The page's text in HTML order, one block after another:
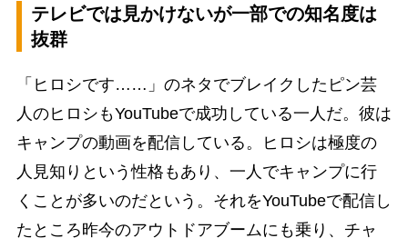
テレビでは見かけないが一部での知名度は
抜群
「ヒロシです……」のネタでブレイクしたピン芸
人のヒロシもYouTubeで成功している一人だ。彼は
キャンプの動画を配信している。ヒロシは極度の
人見知りという性格もあり、一人でキャンプに行
くことが多いのだという。それをYouTubeで配信し
たところ昨今のアウトドアブームにも乗り、チャ